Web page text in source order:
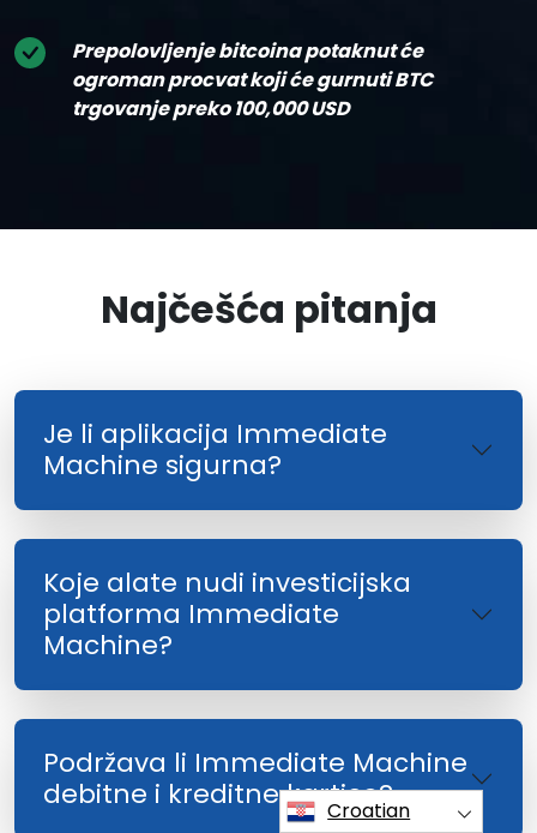
Prepolovljenje bitcoina potaknut će
ogroman procvat koji će gurnuti BTC
trgovanje preko 100,000 USD
Najčešća pitanja
Je li aplikacija Immediate
Machine sigurna?
Koje alate nudi investicijska
platforma Immediate
Machine?
Podržava li Immediate Machine
debitne i kreditne kartice?
Croatian